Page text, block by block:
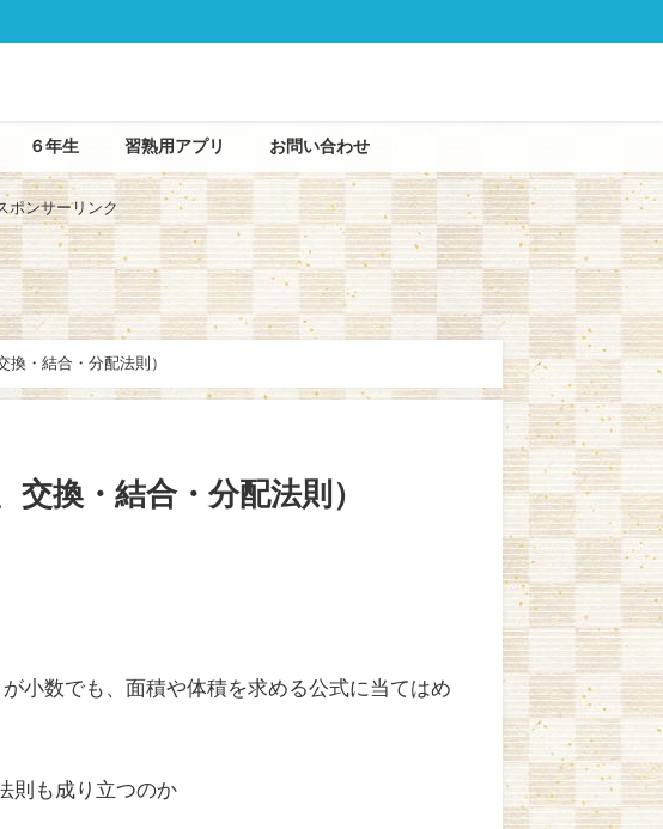
６年生 習熟用アプリ お問い合わせ
ポンサーリンク
換・結合・分配法則）
換・結合・分配法則）
小数でも、面積や体積を求める公式に当てはめ
則も成り立つのか